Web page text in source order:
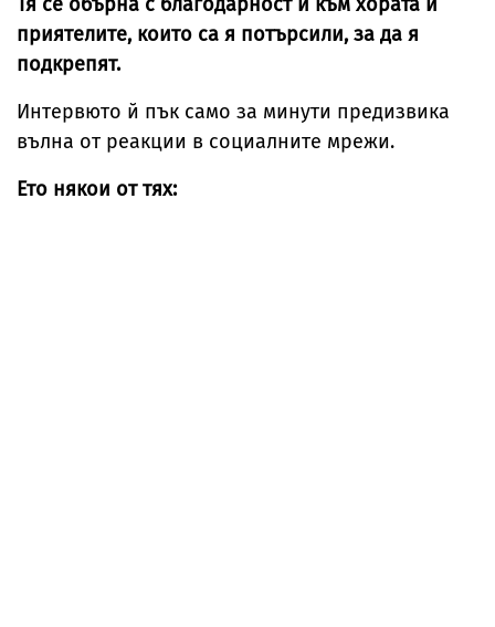
приятелите, които са я потърсили, за да я
подкрепят.
Интервюто й пък само за минути предизвика
вълна от реакции в социалните мрежи.
Ето някои от тях: